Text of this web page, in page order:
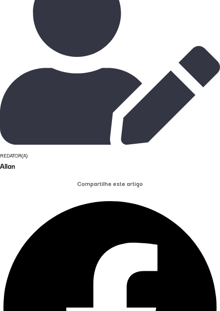
REDATOR(A)
Allan
Compartilhe este artigo